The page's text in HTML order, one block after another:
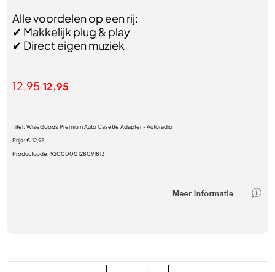
Alle voordelen op een rij:
✔ Makkelijk plug & play
✔ Direct eigen muziek
12,95 12,95
Titel:WiseGoods Premium Auto Casette Adapter - Autoradio
Prijs:€ 12,95
Productcode:9200000128091813